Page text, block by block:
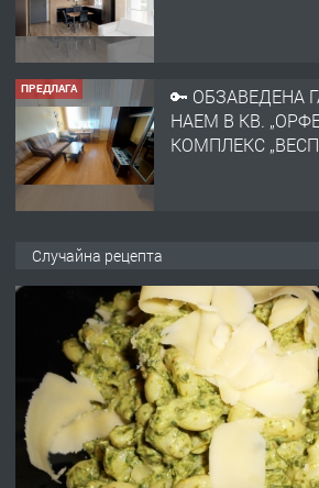
ПРЕДЛАГА
НАПЪЛНО
ОБОРУДВАН
АПАРТАМЕНТ В
ПРЕДЛАГА
№4120 Магазин/
Любен
градската
Случайна рецепта